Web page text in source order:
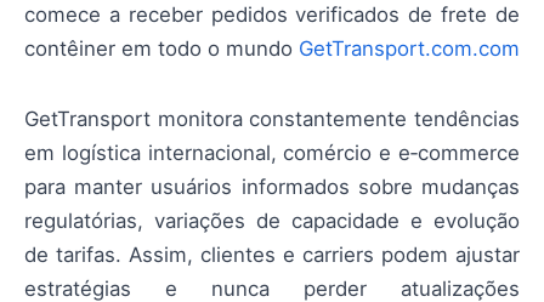
comece a receber pedidos verificados de frete de
contêiner em todo o mundo GetTransport.com.com
GetTransport monitora constantemente tendências
em logística internacional, comércio e e‑commerce
para manter usuários informados sobre mudanças
regulatórias, variações de capacidade e evolução
de tarifas. Assim, clientes e carriers podem ajustar
estratégias e nunca perder atualizações